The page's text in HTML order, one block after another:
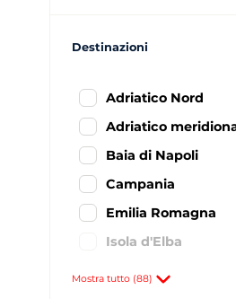
Destinazioni
Adriatico Nord
Adriatico
Baia di Napoli
Campania
Emilia Romagna
Isola d'Elba
Mostra tutto (88)